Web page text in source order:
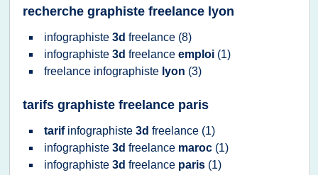
recherche graphiste freelance lyon
infographiste 3d freelance (8)
infographiste 3d freelance emploi (1)
freelance infographiste lyon (3)
tarifs graphiste freelance paris
tarif infographiste 3d freelance (1)
infographiste 3d freelance maroc (1)
infographiste 3d freelance paris (1)